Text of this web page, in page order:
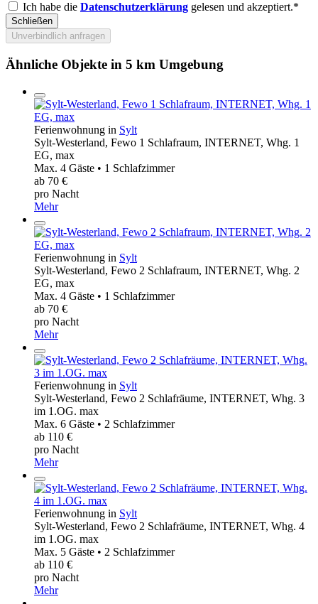
Ich habe die Datenschutzerklärung gelesen und akzeptiert.*
Schließen
Unverbindlich anfragen
Ähnliche Objekte in 5 km Umgebung
Ferienwohnung in Sylt
Sylt-Westerland, Fewo 1 Schlafraum, INTERNET, Whg. 1
EG, max
Max. 4 Gäste • 1 Schlafzimmer
ab 70 €
pro Nacht
Mehr
Ferienwohnung in Sylt
Sylt-Westerland, Fewo 2 Schlafraum, INTERNET, Whg. 2
EG, max
Max. 4 Gäste • 1 Schlafzimmer
ab 70 €
pro Nacht
Mehr
Ferienwohnung in Sylt
Sylt-Westerland, Fewo 2 Schlafräume, INTERNET, Whg. 3
im 1.OG. max
Max. 6 Gäste • 2 Schlafzimmer
ab 110 €
pro Nacht
Mehr
Ferienwohnung in Sylt
Sylt-Westerland, Fewo 2 Schlafräume, INTERNET, Whg. 4
im 1.OG. max
Max. 5 Gäste • 2 Schlafzimmer
ab 110 €
pro Nacht
Mehr